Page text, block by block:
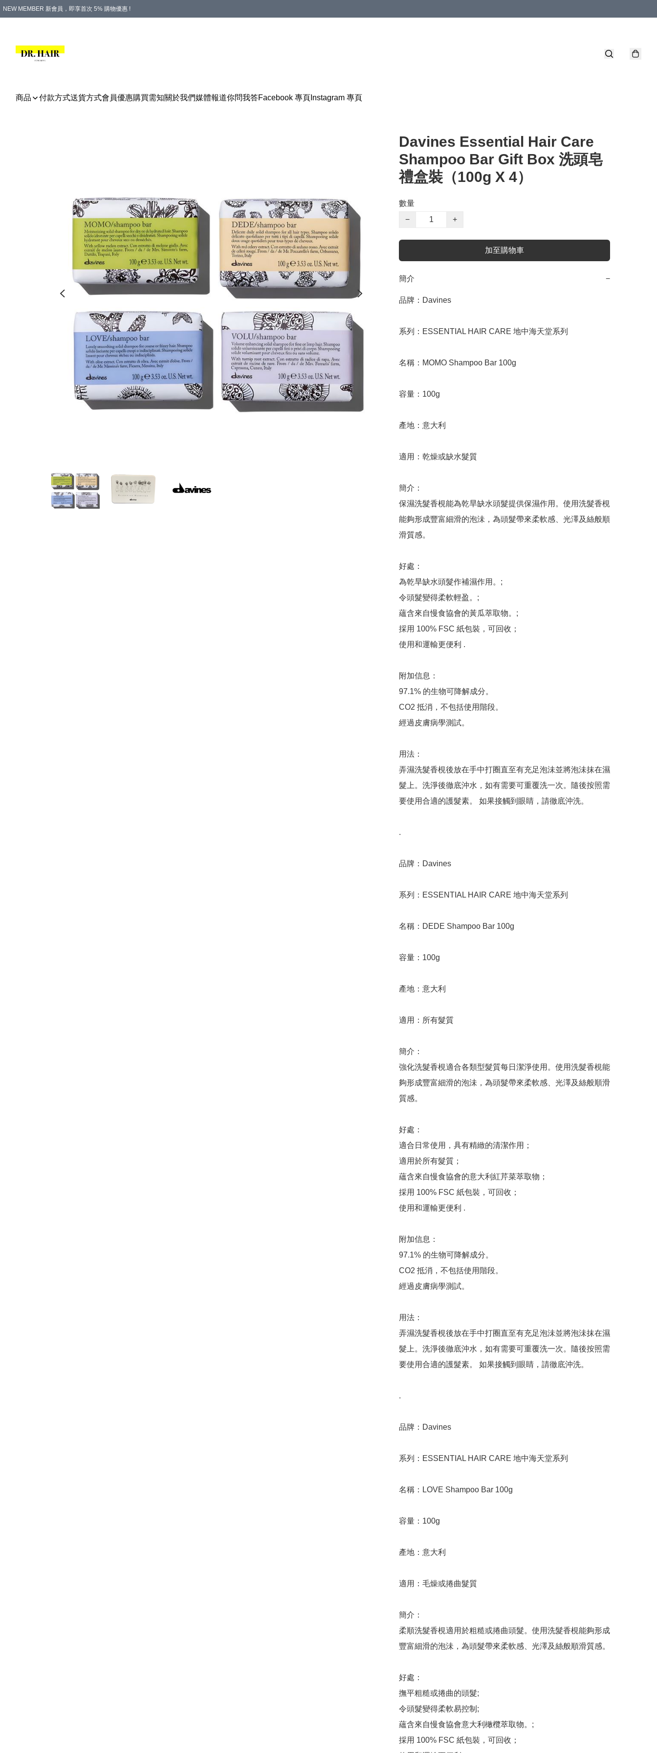
NEW MEMBER 新會員，即享首次 5% 購物優惠 !
商品 付款方式送貨方式會員優惠購買需知關於我們媒體報道你問我答Facebook 專頁 Instagram 專頁
Davines Essential Hair Care
Shampoo Bar Gift Box 洗頭皂
禮盒裝（100g X 4）
數量
−
+
加至購物車
簡介 −
品牌：Davines
系列：ESSENTIAL HAIR CARE 地中海天堂系列
名稱：MOMO Shampoo Bar 100g
容量：100g
產地：意大利
適用：乾燥或缺水髮質
簡介：
保濕洗髮香梘能為乾旱缺水頭髮提供保濕作用。使用洗髮香梘
能夠形成豐富細滑的泡沬，為頭髮帶來柔軟感、光澤及絲般順
滑質感。
好處：
為乾旱缺水頭髮作補濕作用。;
令頭髮變得柔軟輕盈。;
蘊含來自慢食協會的黃瓜萃取物。;
採用 100% FSC 紙包裝，可回收；
使用和運輸更便利 .
附加信息：
97.1% 的生物可降解成分。
CO2 抵消，不包括使用階段。
經過皮膚病學測試。
用法：
弄濕洗髮香梘後放在手中打圈直至有充足泡沬並將泡沬抹在濕
髮上。洗淨後徹底沖水，如有需要可重覆洗一次。隨後按照需
要使用合適的護髮素。 如果接觸到眼睛，請徹底沖洗。
.
品牌：Davines
系列：ESSENTIAL HAIR CARE 地中海天堂系列
名稱：DEDE Shampoo Bar 100g
容量：100g
產地：意大利
適用：所有髮質
簡介：
強化洗髮香梘適合各類型髮質每日潔淨使用。使用洗髮香梘能
夠形成豐富細滑的泡沬，為頭髮帶來柔軟感、光澤及絲般順滑
質感。
好處：
適合日常使用，具有精緻的清潔作用；
適用於所有髮質；
蘊含來自慢食協會的意大利紅芹菜萃取物；
採用 100% FSC 紙包裝，可回收；
使用和運輸更便利 .
附加信息：
97.1% 的生物可降解成分。
CO2 抵消，不包括使用階段。
經過皮膚病學測試。
用法：
弄濕洗髮香梘後放在手中打圈直至有充足泡沬並將泡沬抹在濕
髮上。洗淨後徹底沖水，如有需要可重覆洗一次。隨後按照需
要使用合適的護髮素。 如果接觸到眼睛，請徹底沖洗。
.
品牌：Davines
系列：ESSENTIAL HAIR CARE 地中海天堂系列
名稱：LOVE Shampoo Bar 100g
容量：100g
產地：意大利
適用：毛燥或捲曲髮質
簡介：
柔順洗髮香梘適用於粗糙或捲曲頭髮。使用洗髮香梘能夠形成
豐富細滑的泡沬，為頭髮帶來柔軟感、光澤及絲般順滑質感。
好處：
撫平粗糙或捲曲的頭髮;
令頭髮變得柔軟易控制;
蘊含來自慢食協會意大利橄欖萃取物。;
採用 100% FSC 紙包裝，可回收；